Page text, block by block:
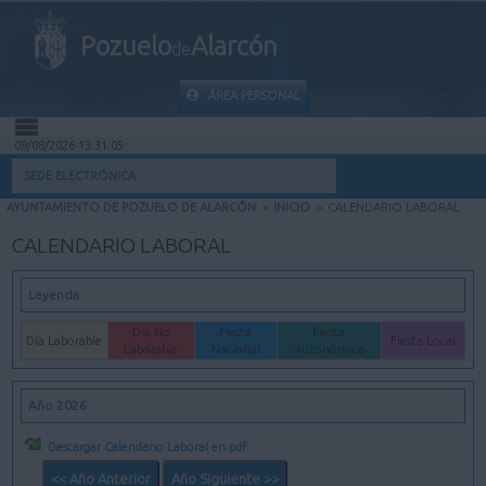
PozuelodeAlarcón
ÁREA PERSONAL
INICIO
MI CARPETA
INFORMACIÓN MUNICIPAL
AYUDA
08/08/2026 13:31:05
SEDE ELECTRÓNICA
AYUNTAMIENTO DE POZUELO DE ALARCÓN > INICIO > CALENDARIO LABORAL
CALENDARIO LABORAL
Leyenda
Día Laborable
Día No
Laborable
Fiesta
Nacional
Fiesta Local
Año 2026
Descargar Calendario Laboral en pdf
<< Año Anterior Año Siguiente >>